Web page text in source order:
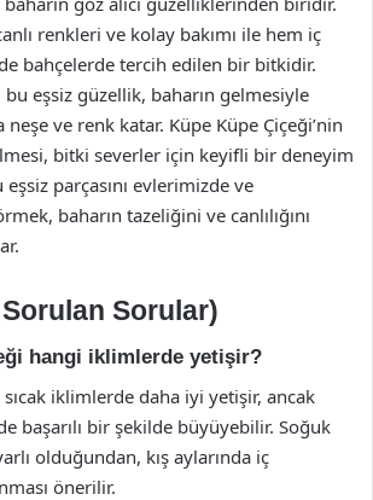
renkleri ve kolay bakımı ile hem iç
bahçelerde tercih edilen bir bitkidir.
eşsiz güzellik, baharın gelmesiyle
neşe ve renk katar. Küpe Küpe Çiçeği’nin
bitki severler için keyifli bir deneyim
parçasını evlerimizde ve
baharın tazeliğini ve canlılığını
Sorulan Sorular)
hangi iklimlerde yetişir?
sıcak iklimlerde daha iyi yetişir, ancak
başarılı bir şekilde büyüyebilir. Soğuk
olduğundan, kış aylarında iç
önerilir.